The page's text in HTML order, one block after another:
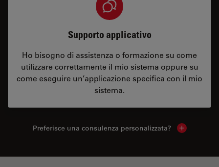
Supporto applicativo
Ho bisogno di assistenza o formazione su come
utilizzare correttamente il mio sistema oppure su
come eseguire un’applicazione specifica con il mio
sistema.
Preferisce una consulenza personalizzata? Show local